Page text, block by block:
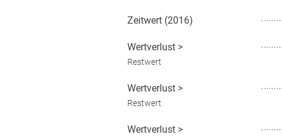
Zeitwert (2016)
Wertverlust >
Restwert
Wertverlust >
Restwert
Wertverlust >